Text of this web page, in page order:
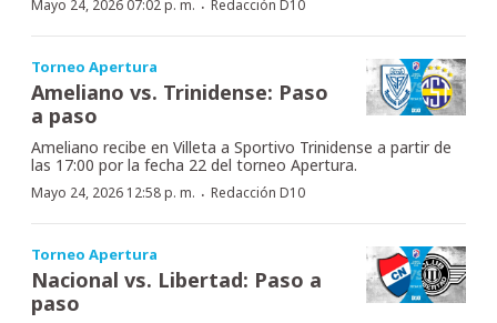
Mayo 24, 2026 07:02 p. m. · Redacción D10
Torneo Apertura
Ameliano vs. Trinidense: Paso
a paso
Ameliano recibe en Villeta a Sportivo Trinidense a partir de
las 17:00 por la fecha 22 del torneo Apertura.
Mayo 24, 2026 12:58 p. m. · Redacción D10
Torneo Apertura
Nacional vs. Libertad: Paso a
paso